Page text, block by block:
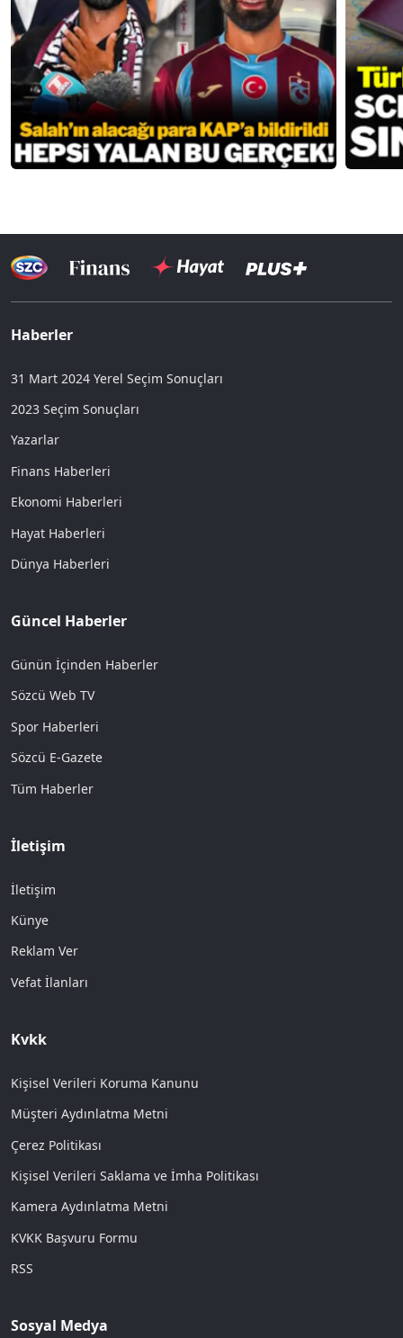
Haberler
31 Mart 2024 Yerel Seçim Sonuçları
2023 Seçim Sonuçları
Yazarlar
Finans Haberleri
Ekonomi Haberleri
Hayat Haberleri
Dünya Haberleri
Güncel Haberler
Günün İçinden Haberler
Sözcü Web TV
Spor Haberleri
Sözcü E-Gazete
Tüm Haberler
İletişim
İletişim
Künye
Reklam Ver
Vefat İlanları
Kvkk
Kişisel Verileri Koruma Kanunu
Müşteri Aydınlatma Metni
Çerez Politikası
Kişisel Verileri Saklama ve İmha Politikası
Kamera Aydınlatma Metni
KVKK Başvuru Formu
RSS
Sosyal Medya